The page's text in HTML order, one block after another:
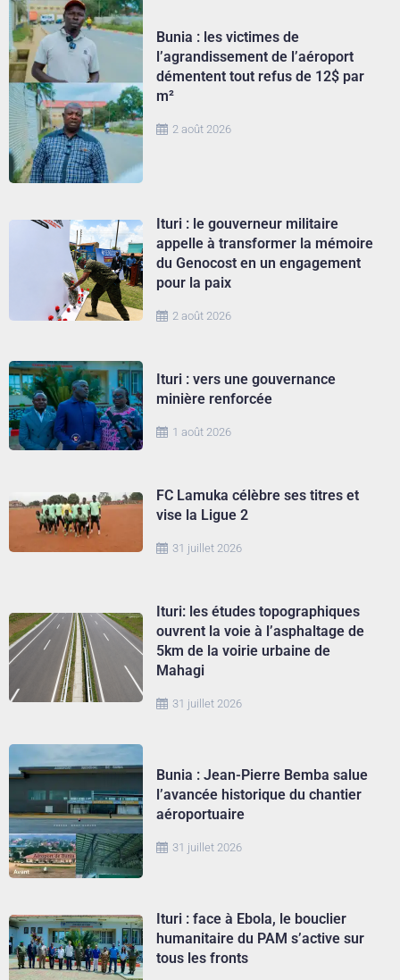
2 août 2026
Bunia : les victimes de
l’agrandissement de l’aéroport
démentent tout refus de 12$ par
m²
2 août 2026
Ituri : le gouverneur militaire
appelle à transformer la mémoire
du Genocost en un engagement
pour la paix
1 août 2026
Ituri : vers une gouvernance
minière renforcée
31 juillet 2026
FC Lamuka célèbre ses titres et
vise la Ligue 2
31 juillet 2026
Ituri: les études topographiques
ouvrent la voie à l’asphaltage de
5km de la voirie urbaine de
Mahagi
31 juillet 2026
Bunia : Jean-Pierre Bemba salue
l’avancée historique du chantier
aéroportuaire
Ituri : face à Ebola, le bouclier
humanitaire du PAM s’active sur
tous les fronts